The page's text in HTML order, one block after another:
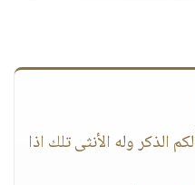
الذكر وله الأنثى تلك اذا